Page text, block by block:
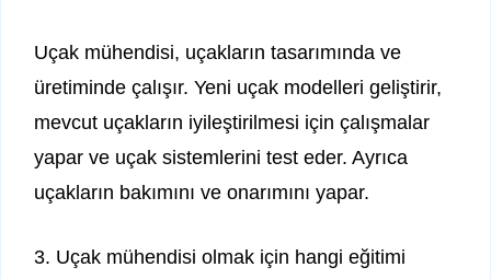
Uçak mühendisi, uçakların tasarımında ve
üretiminde çalışır. Yeni uçak modelleri geliştirir,
mevcut uçakların iyileştirilmesi için çalışmalar
yapar ve uçak sistemlerini test eder. Ayrıca
uçakların bakımını ve onarımını yapar.
3. Uçak mühendisi olmak için hangi eğitimi